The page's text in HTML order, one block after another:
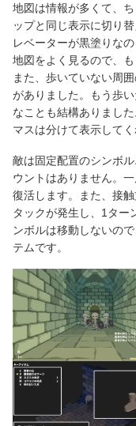
地図は情報が多くて、
ップと同じ表示に切り
レベーターが黒塗りな
地図をよく見るので、
また、歩いていない周
がありました。もう歩
なことも結構ありまし
マスは分けて表示して
敵は固定配置のシンボ
ウントはありません。
復活します。また、接
タックが発生し、1ター
ンボルは移動しないの
テムです。